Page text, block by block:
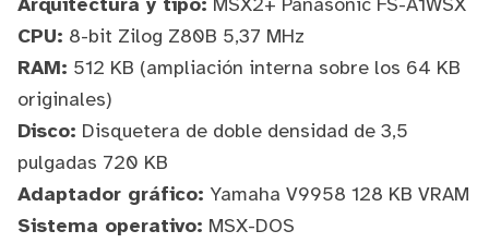
CPU: 8-bit Zilog Z80B 5,37 MHz
RAM: 512 KB (ampliación interna sobre los 64 KB
originales)
Disco: Disquetera de doble densidad de 3,5
pulgadas 720 KB
Adaptador gráfico: Yamaha V9958 128 KB VRAM
Sistema operativo: MSX-DOS